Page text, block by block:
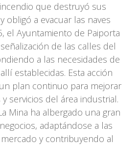
que destruyó sus
obligó a evacuar las naves
el Ayuntamiento de Paiporta
de las calles del
a las necesidades de
establecidas. Esta acción
plan continuo para mejorar
servicios del área industrial.
Mina ha albergado una gran
adaptándose a las
y contribuyendo al